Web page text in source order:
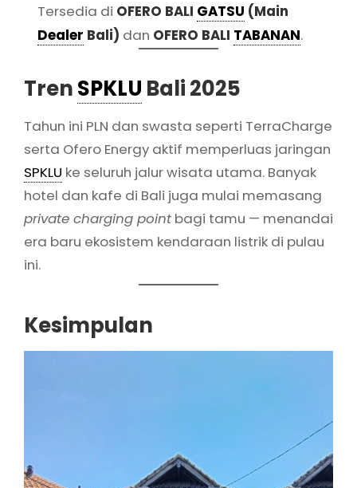
Tersedia di OFERO BALI GATSU (Main
Dealer Bali) dan OFERO BALI TABANAN.
TrenSPKLU Bali 2025
Tahun ini PLN dan swasta seperti TerraCharge
serta Ofero Energy aktif memperluas jaringan
SPKLU ke seluruh jalur wisata utama. Banyak
hotel dan kafe di Bali juga mulai memasang
private charging pointbagi tamu — menandai
era baru ekosistem kendaraan listrik di pulau
ini.
Kesimpulan